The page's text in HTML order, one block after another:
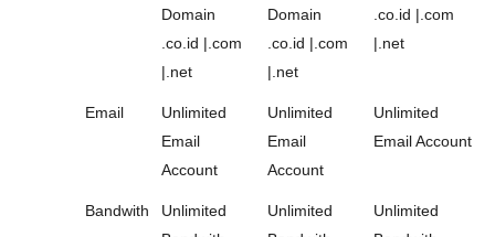
Domain
.co.id |.com
|.net
Domain
.co.id |.com
|.net
.co.id |.com
|.net
Email
Unlimited
Email
Account
Unlimited
Email
Account
Unlimited
Email Account
Bandwith
Unlimited
Unlimited
Unlimited